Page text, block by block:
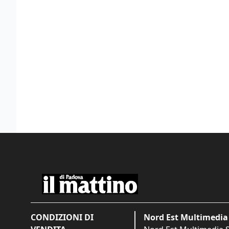
CONDIZIONI DI
Nord Est Multimedia